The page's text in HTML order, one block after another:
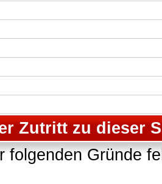
Zutritt zu dieser
folgenden Gründe